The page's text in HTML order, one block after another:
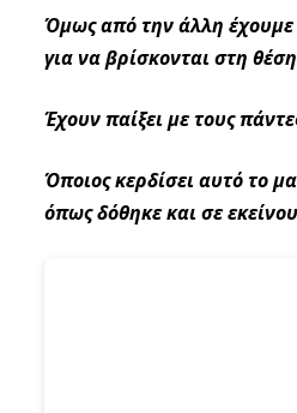
Όμως από την άλλη έχουμε
για να βρίσκονται στη
Έχουν παίξει με τους
Όποιος κερδίσει αυτό το
όπως δόθηκε και σε